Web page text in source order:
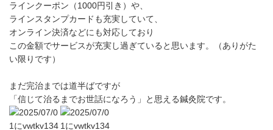
ラインクーポン（1000円引き）や、
ラインスタンプカードも充実していて、
オンライン決済などにも対応しており
この金額でサービスが充実し過ぎていると思います。（ありがた
い限りです）
まだ完治までは道半ばですが
「信じて治るまでお世話になろう」と思える鍼灸院です。